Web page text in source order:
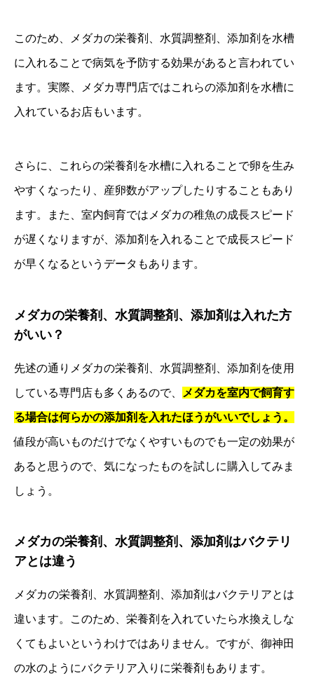
このため、メダカの栄養剤、水質調整剤、添加剤を水槽
に入れることで病気を予防する効果があると言われてい
ます。実際、メダカ専門店ではこれらの添加剤を水槽に
入れているお店もいます。
さらに、これらの栄養剤を水槽に入れることで卵を生み
やすくなったり、産卵数がアップしたりすることもあり
ます。また、室内飼育ではメダカの稚魚の成長スピード
が遅くなりますが、添加剤を入れることで成長スピード
が早くなるというデータもあります。
メダカの栄養剤、水質調整剤、添加剤は入れた方
がいい？
先述の通りメダカの栄養剤、水質調整剤、添加剤を使用
している専門店も多くあるので、 メダカを室内で飼育す
る場合は何らかの添加剤を入れたほうがいいでしょう。
値段が高いものだけでなくやすいものでも一定の効果が
あると思うので、気になったものを試しに購入してみま
しょう。
メダカの栄養剤、水質調整剤、添加剤はバクテリ
アとは違う
メダカの栄養剤、水質調整剤、添加剤はバクテリアとは
違います。このため、栄養剤を入れていたら水換えしな
くてもよいというわけではありません。ですが、御神田
の水のようにバクテリア入りに栄養剤もあります。